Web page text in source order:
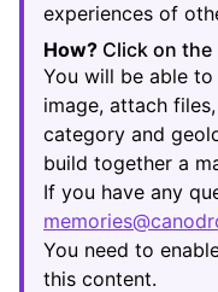
experiences of
How? Click on
You will be able
image, attach
category and
build together a
If you have any
You need to
this content.